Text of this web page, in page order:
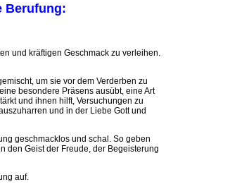
Berufung:
und kräftigen Geschmack zu verleihen.
um sie vor dem Verderben zu
besondere Präsens ausübt, eine Art
und ihnen hilft, Versuchungen zu
und in der Liebe Gott und
geschmacklos und schal. So geben
den Geist der Freude, der Begeisterung
auf.